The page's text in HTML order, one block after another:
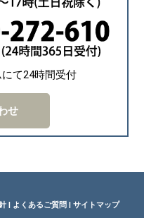
て24時間受付
せ
よくあるご質問
サイトマップ